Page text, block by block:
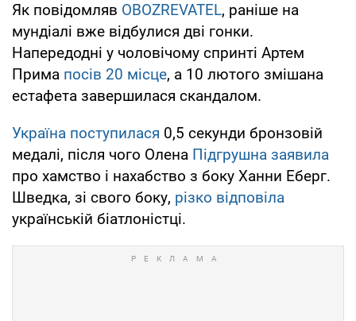
Як повідомляв OBOZREVATEL, раніше на
мундіалі вже відбулися дві гонки.
Напередодні у чоловічому спринті Артем
Прима посів 20 місце, а 10 лютого змішана
естафета завершилася скандалом.
Україна поступилася 0,5 секунди бронзовій
медалі, після чого Олена Підгрушна заявила
про хамство і нахабство з боку Ханни Еберг.
Шведка, зі свого боку, різко відповіла
українськiй біатлоністці.